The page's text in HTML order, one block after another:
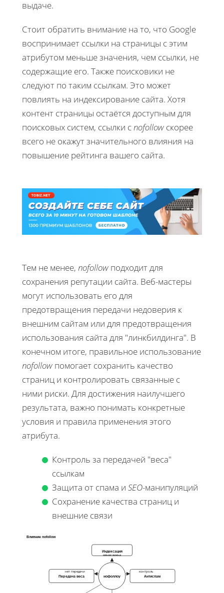
выдаче.
Стоит обратить внимание на то, что Google
воспринимает ссылки на страницы с этим
атрибутом меньше значения, чем ссылки, не
содержащие его. Также поисковики не
следуют по таким ссылкам. Это может
повлиять на индексирование сайта. Хотя
контент страницы остаётся доступным для
поисковых систем, ссылки сnofollow скорее
всего не окажут значительного влияния на
повышение рейтинга вашего сайта.
Тем не менее, nofollow подходит для
сохранения репутации сайта. Веб-мастеры
могут использовать его для
предотвращения передачи недоверия к
внешним сайтам или для предотвращения
использования сайта для "линкбилдинга". В
конечном итоге, правильное использование
nofollow помогает сохранить качество
страниц и контролировать связанные с
ними риски. Для достижения наилучшего
результата, важно понимать конкретные
условия и правила применения этого
атрибута.
Контроль за передачей "веса"
ссылкам
Защита от спама и SEO-манипуляций
Сохранение качества страниц и
внешние связи
нофоллоу
Индексация
Передача веса Антиспам
менее важна
нет передачи контроль
Влияние nofollow